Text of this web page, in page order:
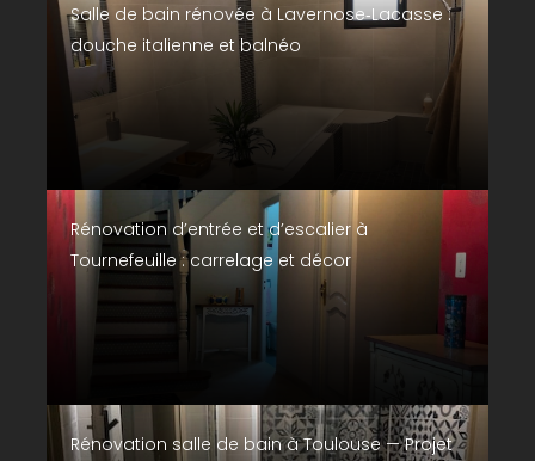
Salle de bain rénovée à Lavernose‑Lacasse :
douche italienne et balnéo
Rénovation d’entrée et d’escalier à
Tournefeuille : carrelage et décor
Rénovation salle de bain à Toulouse — Projet